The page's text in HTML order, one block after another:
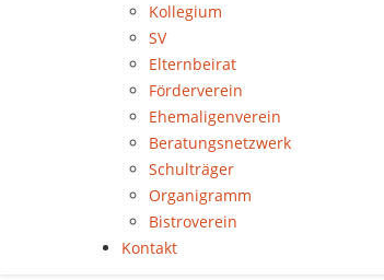
Kollegium
SV
Elternbeirat
Förderverein
Ehemaligenverein
Beratungsnetzwerk
Schulträger
Organigramm
Bistroverein
Kontakt